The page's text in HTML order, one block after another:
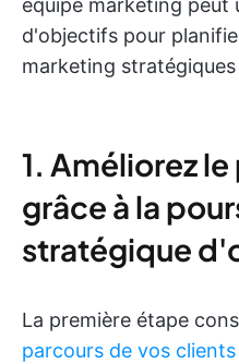
équipe marketing
d'objectifs pour
marketing stratégiques
1. Améliorez
grâce à la
stratégique
La première étape
parcours de vos clients